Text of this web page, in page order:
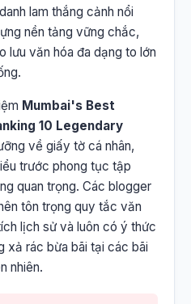
lam thắng cảnh nổi
nền tảng vững chắc,
lưu văn hóa đa dạng to lớn
Mumbai's Best
10 Legendary
về giấy tờ cá nhân,
trước phong tục tập
quan trọng. Các blogger
tôn trọng quy tắc văn
lịch sử và luôn có ý thức
xả rác bừa bãi tại các bãi
nhiên.